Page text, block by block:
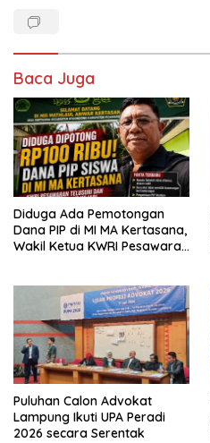
Baca Juga
Diduga Ada Pemotongan
Dana PIP di MI MA Kertasana,
Wakil Ketua KWRI Pesawaran
Puluhan Calon Advokat
Lampung Ikuti UPA Peradi
2026 secara Serentak